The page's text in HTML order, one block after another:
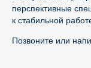
перспективные
к стабильной
Позвоните или